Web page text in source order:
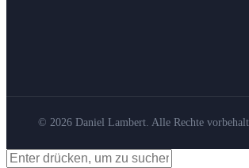
© 2026 Daniel Lambert. Alle Rechte